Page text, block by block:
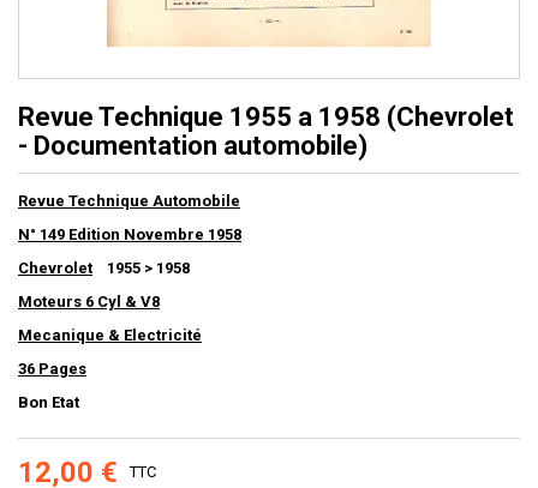
Revue Technique 1955 a 1958 (Chevrolet
- Documentation automobile)
Revue Technique Automobile
N° 149 Edition Novembre 1958
Chevrolet 1955 > 1958
Moteurs 6 Cyl & V8
Mecanique & Electricité
36 Pages
Bon Etat
12,00 € TTC